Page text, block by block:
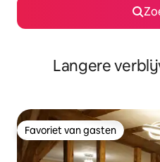
Langere
Favoriet van gasten
Favoriet van gasten